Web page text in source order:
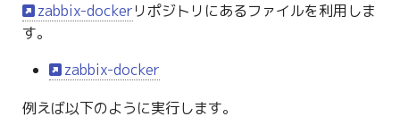
zabbix-dockerリポジトリにあるファイルを利用しま
す。
zabbix-docker
例えば以下のように実行します。